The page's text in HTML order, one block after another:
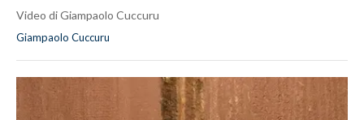
Video di Giampaolo Cuccuru
Giampaolo Cuccuru